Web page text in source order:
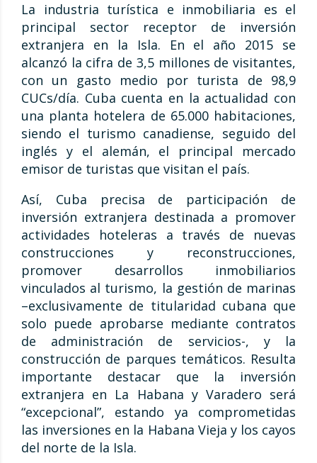
La industria turística e inmobiliaria es el
principal sector receptor de inversión
extranjera en la Isla. En el año 2015 se
alcanzó la cifra de 3,5 millones de visitantes,
con un gasto medio por turista de 98,9
CUCs/día. Cuba cuenta en la actualidad con
una planta hotelera de 65.000 habitaciones,
siendo el turismo canadiense, seguido del
inglés y el alemán, el principal mercado
emisor de turistas que visitan el país.
Así, Cuba precisa de participación de
inversión extranjera destinada a promover
actividades hoteleras a través de nuevas
construcciones y reconstrucciones,
promover desarrollos inmobiliarios
vinculados al turismo, la gestión de marinas
–exclusivamente de titularidad cubana que
solo puede aprobarse mediante contratos
de administración de servicios-, y la
construcción de parques temáticos. Resulta
importante destacar que la inversión
extranjera en La Habana y Varadero será
“excepcional”, estando ya comprometidas
las inversiones en la Habana Vieja y los cayos
del norte de la Isla.